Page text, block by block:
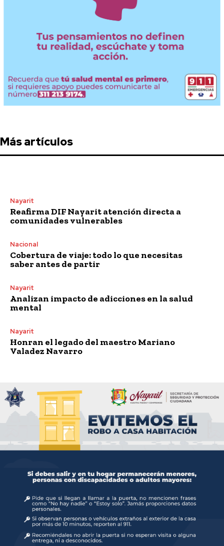
Más artículos
Nayarit
Reafirma DIF Nayarit atención directa a
comunidades vulnerables
Nacional
Cobertura de viaje: todo lo que necesitas
saber antes de partir
Nayarit
Analizan impacto de adicciones en la salud
mental
Nayarit
Honran el legado del maestro Mariano
Valadez Navarro